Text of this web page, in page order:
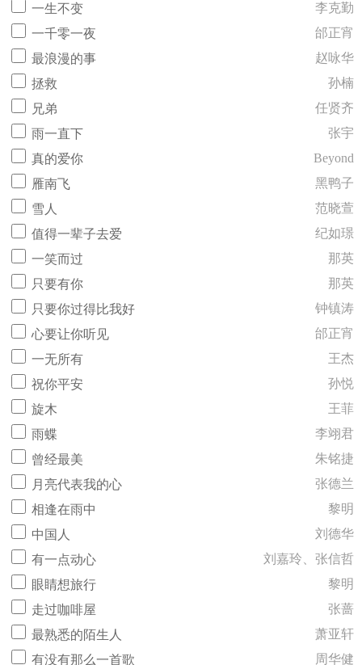
一生不变
李克勤
一千零一夜
邰正宵
最浪漫的事
赵咏华
拯救
孙楠
兄弟
任贤齐
雨一直下
张宇
真的爱你
Beyond
雁南飞
黑鸭子
雪人
范晓萱
值得一辈子去爱
纪如璟
一笑而过
那英
只要有你
那英
只要你过得比我好
钟镇涛
心要让你听见
邰正宵
一无所有
王杰
祝你平安
孙悦
旋木
王菲
雨蝶
李翊君
曾经最美
朱铭捷
月亮代表我的心
张德兰
相逢在雨中
黎明
中国人
刘德华
有一点动心
刘嘉玲、张信哲
眼睛想旅行
黎明
走过咖啡屋
张蔷
最熟悉的陌生人
萧亚轩
有没有那么一首歌
周华健